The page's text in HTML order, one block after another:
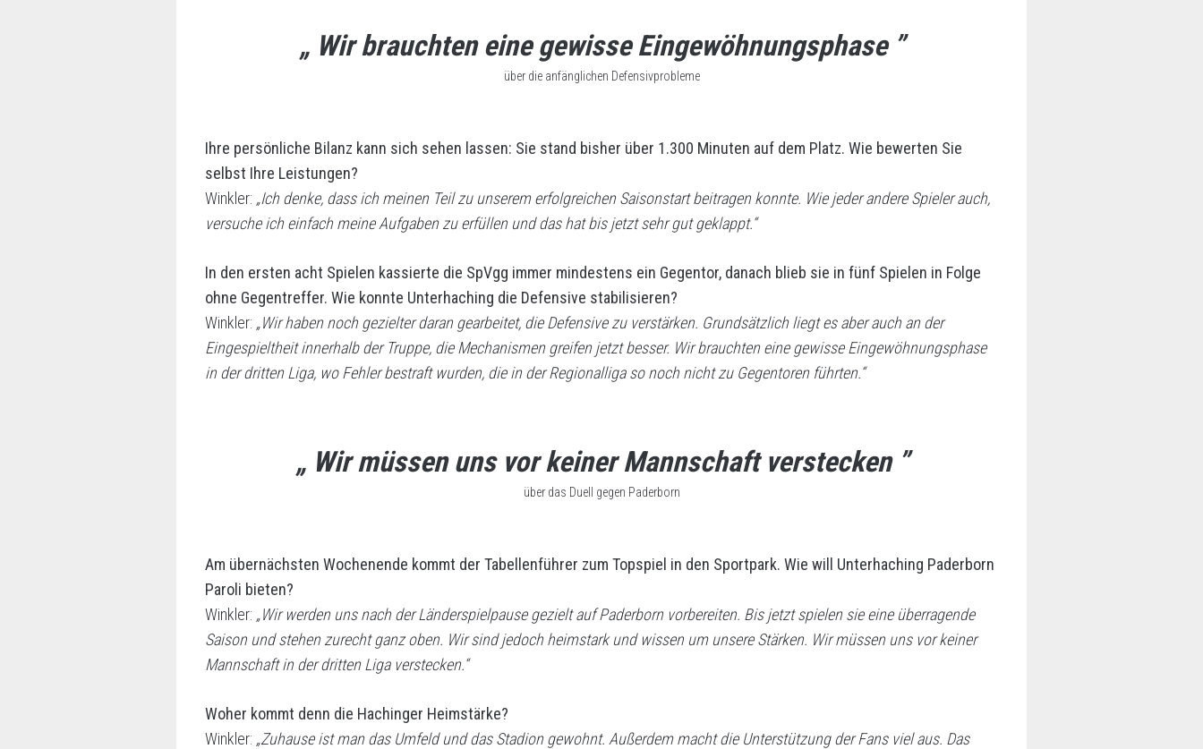
„ Wir brauchten eine gewisse Eingewöhnungsphase ”
über die anfänglichen Defensivprobleme
Ihre persönliche Bilanz kann sich sehen lassen: Sie stand bisher über 1.300 Minuten auf dem Platz. Wie bewerten Sie
selbst Ihre Leistungen?
Winkler: „Ich denke, dass ich meinen Teil zu unserem erfolgreichen Saisonstart beitragen konnte. Wie jeder andere Spieler auch,
versuche ich einfach meine Aufgaben zu erfüllen und das hat bis jetzt sehr gut geklappt.“
In den ersten acht Spielen kassierte die SpVgg immer mindestens ein Gegentor, danach blieb sie in fünf Spielen in Folge
ohne Gegentreffer. Wie konnte Unterhaching die Defensive stabilisieren?
Winkler: „Wir haben noch gezielter daran gearbeitet, die Defensive zu verstärken. Grundsätzlich liegt es aber auch an der
Eingespieltheit innerhalb der Truppe, die Mechanismen greifen jetzt besser. Wir brauchten eine gewisse Eingewöhnungsphase
in der dritten Liga, wo Fehler bestraft wurden, die in der Regionalliga so noch nicht zu Gegentoren führten.“
„ Wir müssen uns vor keiner Mannschaft verstecken ”
über das Duell gegen Paderborn
Am übernächsten Wochenende kommt der Tabellenführer zum Topspiel in den Sportpark. Wie will Unterhaching Paderborn
Paroli bieten?
Winkler: „Wir werden uns nach der Länderspielpause gezielt auf Paderborn vorbereiten. Bis jetzt spielen sie eine überragende
Saison und stehen zurecht ganz oben. Wir sind jedoch heimstark und wissen um unsere Stärken. Wir müssen uns vor keiner
Mannschaft in der dritten Liga verstecken.“
Woher kommt denn die Hachinger Heimstärke?
Winkler: „Zuhause ist man das Umfeld und das Stadion gewohnt. Außerdem macht die Unterstützung der Fans viel aus. Das